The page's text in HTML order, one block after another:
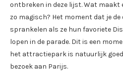
ontbreken in deze lijst. Wat maakt
zo magisch? Het moment dat je
sprankelen als ze hun favoriete
lopen in de parade. Dit is een
het attractiepark is natuurlijk
bezoek aan Parijs.